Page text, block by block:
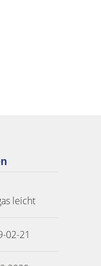
leicht
02-21